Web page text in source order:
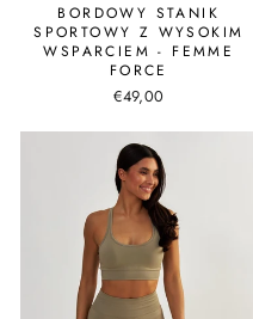
BORDOWY STANIK
SPORTOWY Z WYSOKIM
WSPARCIEM - FEMME
FORCE
€49,00